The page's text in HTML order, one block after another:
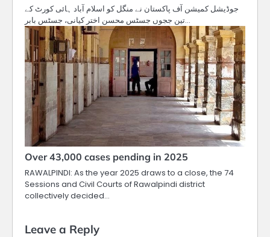
جوڈیشل کمیشن آف پاکستان نے منگل کو اسلام آباد ہائی کورٹ کے
تین ججوں جسٹس محسن اختر کیانی، جسٹس بابر…
Over 43,000 cases pending in 2025
RAWALPINDI: As the year 2025 draws to a close, the 74
Sessions and Civil Courts of Rawalpindi district
collectively decided…
Leave a Reply